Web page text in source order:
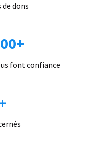
dons
font confiance